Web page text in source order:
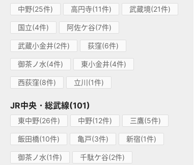
中野(25件) 高円寺(11件) 武蔵境(21件)
国立(4件) 阿佐ケ谷(7件)
武蔵小金井(2件) 荻窪(6件)
御茶ノ水(4件) 東小金井(4件)
西荻窪(8件) 立川(1件)
JR中央・総武線(101)
東中野(26件) 中野(12件) 三鷹(5件)
飯田橋(10件) 亀戸(3件) 新宿(1件)
御茶ノ水(1件) 千駄ケ谷(2件)